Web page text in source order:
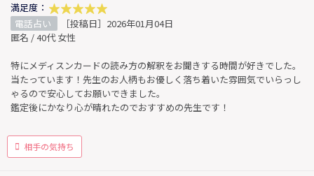
満足度：
電話占い
［投稿日］2026年01月04日
匿名 / 40代 女性
特にメディスンカードの読み方の解釈をお聞きする時間が好きでした。
当たっています！先生のお人柄もお優しく落ち着いた雰囲気でいらっし
ゃるので安心してお願いできました。
鑑定後にかなり心が晴れたのでおすすめの先生です！
相手の気持ち